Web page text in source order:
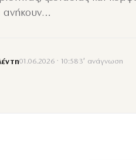
ανήκουν…
01.06.2026 · 10:58·3′ ανάγνωση